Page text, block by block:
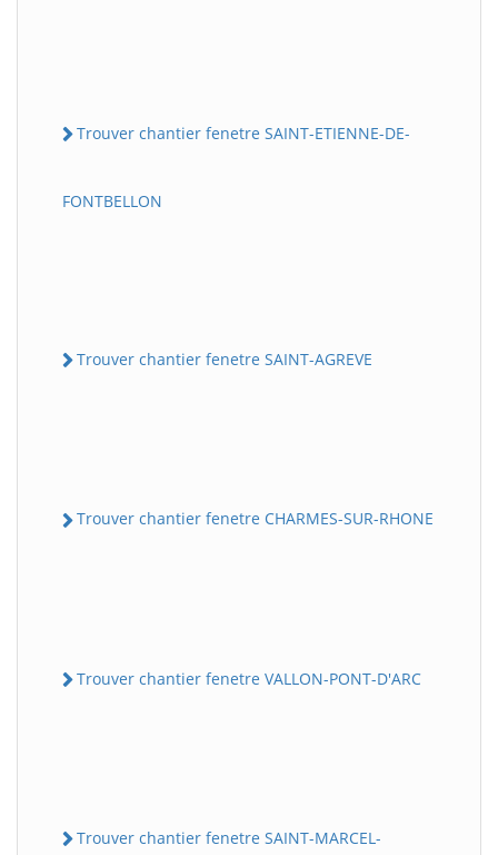
Trouver chantier fenetre SAINT-ETIENNE-DE-
FONTBELLON
Trouver chantier fenetre SAINT-AGREVE
Trouver chantier fenetre CHARMES-SUR-RHONE
Trouver chantier fenetre VALLON-PONT-D'ARC
Trouver chantier fenetre SAINT-MARCEL-